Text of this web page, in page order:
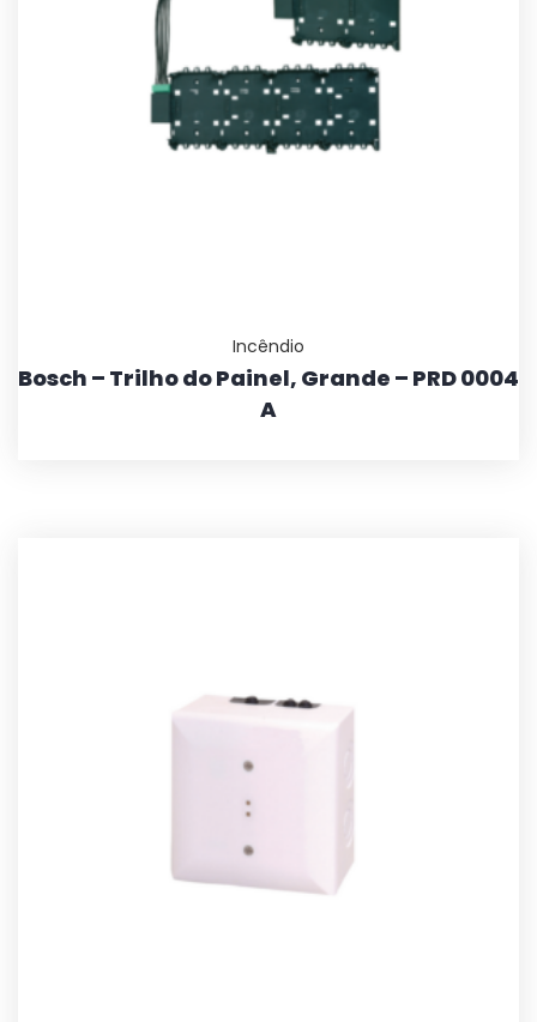
Incêndio
Bosch – Trilho do Painel, Grande – PRD 0004
A